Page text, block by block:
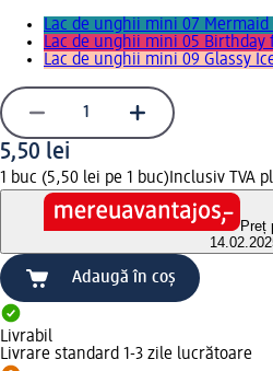
Lac de unghii mini 07
Lac de unghii mini 05 Birthday
Lac de unghii mini 09 Glassy
5,50 lei
1 buc (5,50 lei pe 1 buc) Inclusiv TVA
Preț
Adaugă în coș
Livrabil
Livrare standard 1-3 zile lucrătoare